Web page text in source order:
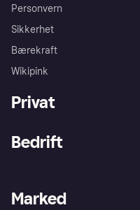
Personvern
Sikkerhet
Bærekraft
Wikipink
Privat
Utforsk butikker
Bedrift
Merchant portal
Marked